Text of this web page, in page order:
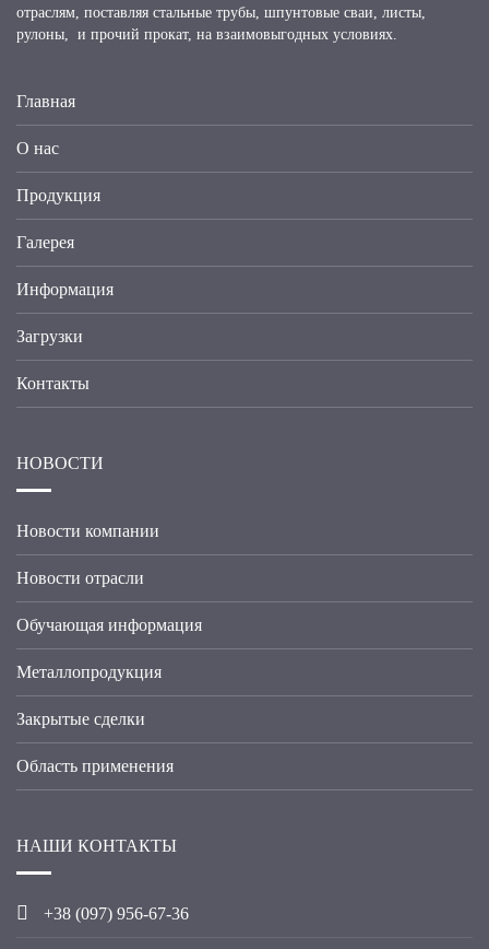
отраслям, поставляя стальные трубы, шпунтовые сваи, листы,
рулоны, и прочий прокат, на взаимовыгодных условиях.
Главная
О нас
Продукция
Галерея
Информация
Загрузки
Контакты
НОВОСТИ
Новости компании
Новости отрасли
Обучающая информация
Металлопродукция
Закрытые сделки
Область применения
НАШИ КОНТАКТЫ
+38 (097) 956-67-36